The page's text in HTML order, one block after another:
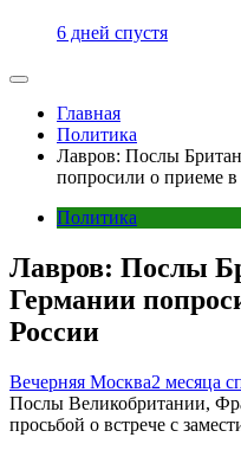
6 дней спустя
Главная
Политика
Лавров: Послы
попросили о приеме
Политика
Лавров: Послы
Германии
России
Вечерняя Москва2 месяца
Послы Великобритании,
просьбой о встрече с